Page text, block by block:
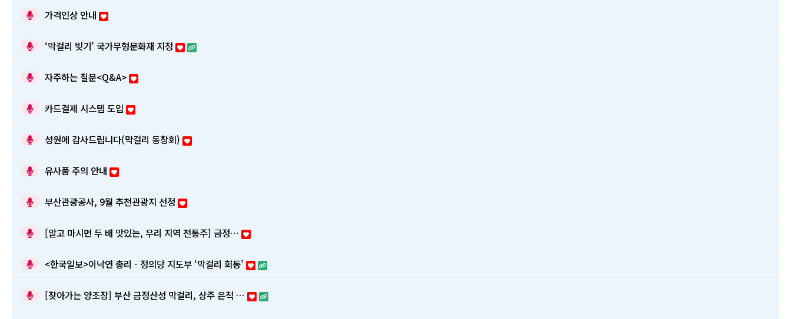
가격인상 안내
‘막걸리 빚기’ 국가무형문화재 지정
자주하는 질문<Q&A>
카드결제 시스템 도입
성원에 감사드립니다(막걸리 동창회)
유사품 주의 안내
부산관광공사, 9월 추천관광지 선정
[알고 마시면 두 배 맛있는, 우리 지역 전통주] 금정…
<한국일보>이낙연 총리ㆍ정의당 지도부 ‘막걸리 회동’
[찾아가는 양조장] 부산 금정산성 막걸리, 상주 은척 …